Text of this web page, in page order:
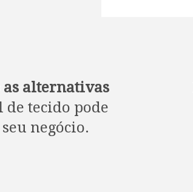
as alternativas
tecido pode
negócio.